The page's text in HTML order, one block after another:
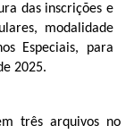
das inscrições e
modalidade
Especiais, para
2025.
três arquivos no